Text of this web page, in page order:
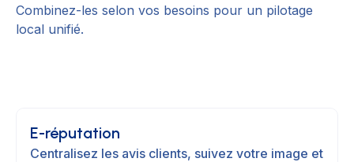
Combinez-les selon vos besoins pour un pilotage
local unifié.
E-réputation
Centralisez les avis clients, suivez votre image et